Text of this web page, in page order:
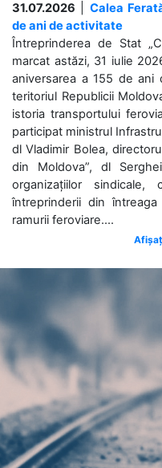
31.07.2026
Calea
de ani de activitate
Întreprinderea de Stat
marcat astăzi, 31 iulie
aniversarea a 155 de ani
teritoriul Republicii
istoria transportului
participat ministrul
dl Vladimir Bolea,
din Moldova”, dl
organizațiilor sindicale,
întreprinderii din
ramurii feroviare....